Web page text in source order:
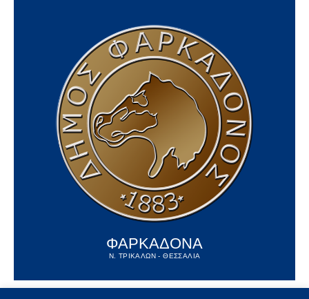
ΦΑΡΚΑΔΟΝΑ
Ν. ΤΡΙΚΑΛΩΝ - ΘΕΣΣΑΛΙΑ